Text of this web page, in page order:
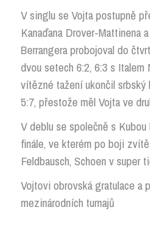
V singlu se Vojta postupně
Kanaďana Drover-Mattinena
Berrangera probojoval do
dvou setech 6:2, 6:3 s Italem
vítězné tažení ukončil srbský
5:7, přestože měl Vojta ve
V deblu se společně s
finále, ve kterém po boji
Feldbausch, Schoen v super
Vojtovi obrovská gratulace a
mezinárodních turnajů